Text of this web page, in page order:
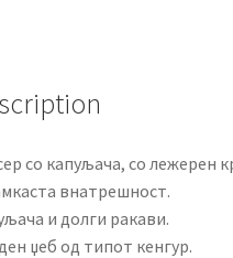
со капуљача, со лежерен
внатрешност.
и долги ракави.
џеб од типот кенгур.